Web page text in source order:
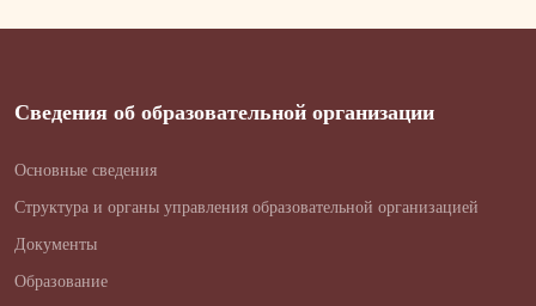
Сведения об образовательной организации
Основные сведения
Структура и органы управления образовательной организацией
Документы
Образование